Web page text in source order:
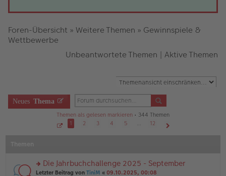
Foren-Übersicht » Weitere Themen » Gewinnspiele &
Wettbewerbe
Unbeantwortete Themen | Aktive Themen
Neues Thema
Themen als gelesen markieren • 344 Themen
1
v
o
1 2 3 4 5 …
12
rs
Die Jahrbuchchallenge 2025 - September
Letzter Beitrag von TiniM « 09.10.2025, 00:08